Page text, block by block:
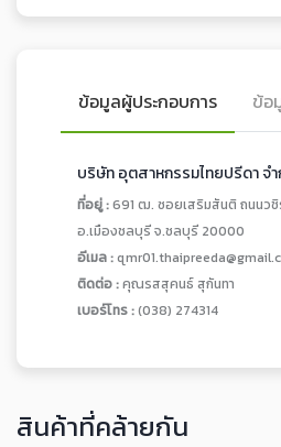
ข้อมูลผู้ประกอบการ ข้อ
บริษัท อุตสาหกรรมไทยปรีดา จ
ที่อยู่ :691 ฒ. ซอยเสริมสันติ ถนนวชิ
อ.เมืองชลบุรี จ.ชลบุรี 20000
อีเมล :
ติดต่อ :คุณรสสุคนธ์ สุกันทา
เบอร์โทร :(038) 274314
สินค้าที่คล้ายกัน